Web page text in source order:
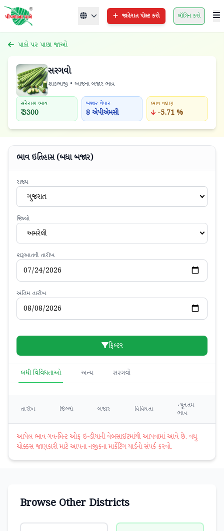
જાહેરાત પોસ્ટ કરો લૉગિન કરો
પાકો પર પાછા જાઓ
સરગવો
શાકભાજી • આજના બજાર ભાવ
સરેરાશ ભાવ
₹ 3300
બજાર વેપાર
8 એપીએમસી
ભાવ વલણ
-5.71 %
ભાવ ઇતિહાસ (બધા બજાર)
રાજ્ય
ગુજરાત
જિલ્લો
અમરેલી
શરૂઆતની તારીખ
અંતિમ તારીખ
ફિલ્ટર
બધી વિવિધતાઓ અન્ય સરગવો
તારીખ જિલ્લો બજાર વિવિધતા
ન્યૂનતમ
ભાવ
આપેલ ભાવ ગવર્નમેન્ટ ઓફ ઇન્ડીયાની વેબસાઈટમાંથી આપવામાં આવે છે. વધુ
ચોક્કસ જાણકારી માટે આપના નજીકના માર્કેટિંગ યાર્ડનો સંપર્ક કરવો.
Browse Other Districts